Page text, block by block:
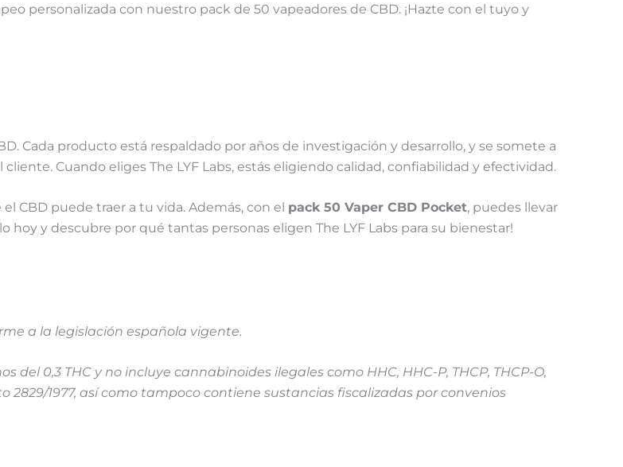
personalizada con nuestro pack de 50 vapeadores de CBD. ¡Hazte con el tuyo y
Cada producto está respaldado por años de investigación y desarrollo, y se somete a
Cuando eliges The LYF Labs, estás eligiendo calidad, confiabilidad y efectividad.
CBD puede traer a tu vida. Además, con el pack 50 Vaper CBD Pocket, puedes llevar
hoy y descubre por qué tantas personas eligen The LYF Labs para su bienestar!
a la legislación española vigente.
0,3 THC y no incluye cannabinoides ilegales como HHC, HHC-P, THCP, THCP-O,
2829/1977, así como tampoco contiene sustancias fiscalizadas por convenios